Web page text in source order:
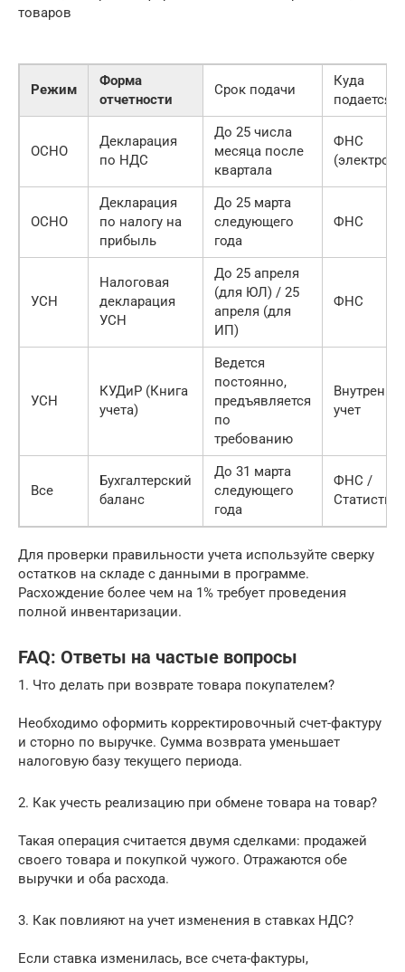
товаров
Режим
Форма
отчетности
Срок подачи
Куда
подается
ОСНО
Декларация
по НДС
До 25 числа
месяца после
квартала
ФНС
ОСНО
Декларация
по налогу на
прибыль
До 25 марта
следующего
года
ФНС
УСН
Налоговая
декларация
УСН
До 25 апреля
(для ЮЛ) / 25
апреля (для
ИП)
ФНС
УСН
КУДиР (Книга
учета)
Ведется
постоянно,
предъявляется
по
требованию
учет
Все
Бухгалтерский
баланс
До 31 марта
следующего
года
ФНС /
Для проверки правильности учета используйте сверку
остатков на складе с данными в программе.
Расхождение более чем на 1% требует проведения
полной инвентаризации.
FAQ: Ответы на частые вопросы
1. Что делать при возврате товара покупателем?
Необходимо оформить корректировочный счет-фактуру
и сторно по выручке. Сумма возврата уменьшает
налоговую базу текущего периода.
2. Как учесть реализацию при обмене товара на товар?
Такая операция считается двумя сделками: продажей
своего товара и покупкой чужого. Отражаются обе
выручки и оба расхода.
3. Как повлияют на учет изменения в ставках НДС?
Если ставка изменилась, все счета-фактуры,